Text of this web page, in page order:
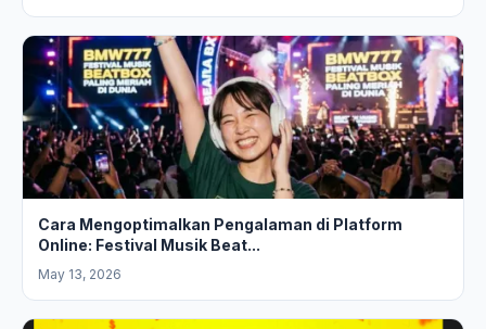
Cara Mengoptimalkan Pengalaman di Platform
Online: Festival Musik Beat...
May 13, 2026